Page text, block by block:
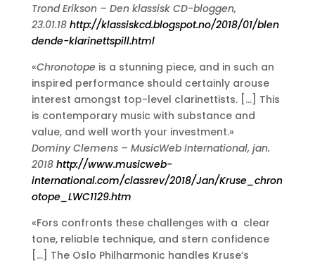
Trond Erikson – Den klassisk CD-bloggen,
23.01.18 http://klassiskcd.blogspot.no/2018/01/blen
dende-klarinettspill.html
«Chronotope is a stunning piece, and in such an
inspired performance should certainly arouse
interest amongst top-level clarinettists. […] This
is contemporary music with substance and
value, and well worth your investment.»
Dominy Clemens – MusicWeb International, jan.
2018 http://www.musicweb-
international.com/classrev/2018/Jan/Kruse_chron
otope_LWC1129.htm
«Fors confronts these challenges with a clear
tone, reliable technique, and stern confidence
[…] The Oslo Philharmonic handles Kruse’s